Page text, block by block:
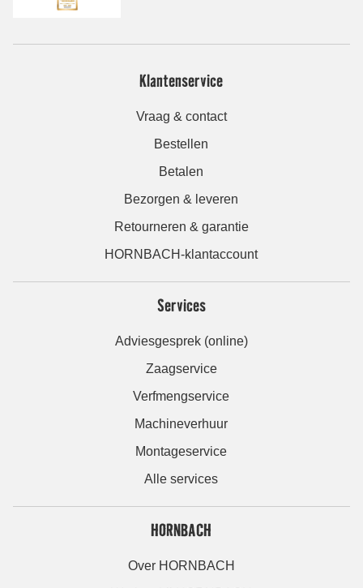
Klantenservice
Vraag & contact
Bestellen
Betalen
Bezorgen & leveren
Retourneren & garantie
HORNBACH-klantaccount
Services
Adviesgesprek (online)
Zaagservice
Verfmengservice
Machineverhuur
Montageservice
Alle services
HORNBACH
Over HORNBACH